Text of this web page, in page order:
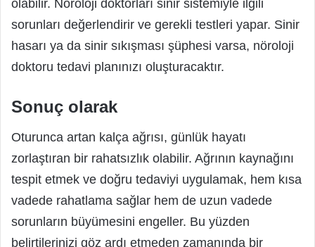
olabilir. Nöroloji doktorları sinir sistemiyle ilgili
sorunları değerlendirir ve gerekli testleri yapar. Sinir
hasarı ya da sinir sıkışması şüphesi varsa, nöroloji
doktoru tedavi planınızı oluşturacaktır.
Sonuç olarak
Oturunca artan kalça ağrısı, günlük hayatı
zorlaştıran bir rahatsızlık olabilir. Ağrının kaynağını
tespit etmek ve doğru tedaviyi uygulamak, hem kısa
vadede rahatlama sağlar hem de uzun vadede
sorunların büyümesini engeller. Bu yüzden
belirtilerinizi göz ardı etmeden zamanında bir